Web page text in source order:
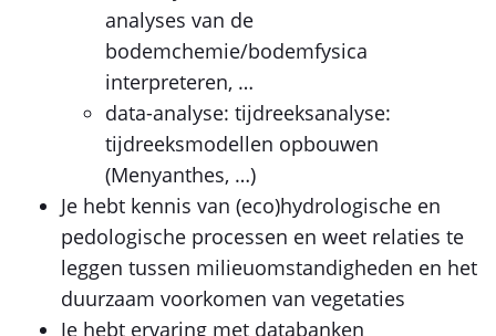
analyses van de
bodemchemie/bodemfysica
interpreteren, …
data-analyse: tijdreeksanalyse:
tijdreeksmodellen opbouwen
(Menyanthes, …)
Je hebt kennis van (eco)hydrologische en
pedologische processen en weet relaties te
leggen tussen milieuomstandigheden en het
duurzaam voorkomen van vegetaties
Je hebt ervaring met databanken